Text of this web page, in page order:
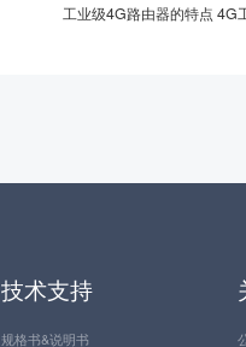
工业级4G路由器的特点 4G
技术支持
规格书&说明书